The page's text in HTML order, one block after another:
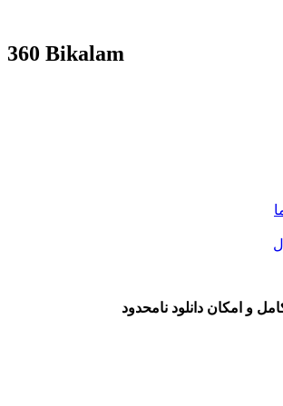
360 Bikalam
و امکان دانلود نامحدود